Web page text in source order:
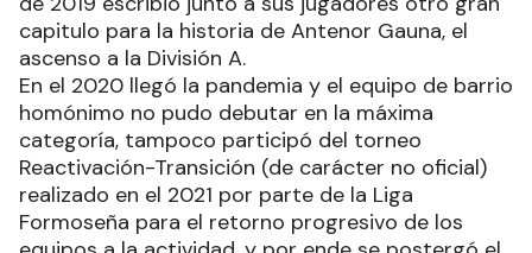
capitulo para la historia de Antenor Gauna, el
ascenso a la División A.
En el 2020 llegó la pandemia y el equipo de barrio
homónimo no pudo debutar en la máxima
categoría, tampoco participó del torneo
Reactivación-Transición (de carácter no oficial)
realizado en el 2021 por parte de la Liga
Formoseña para el retorno progresivo de los